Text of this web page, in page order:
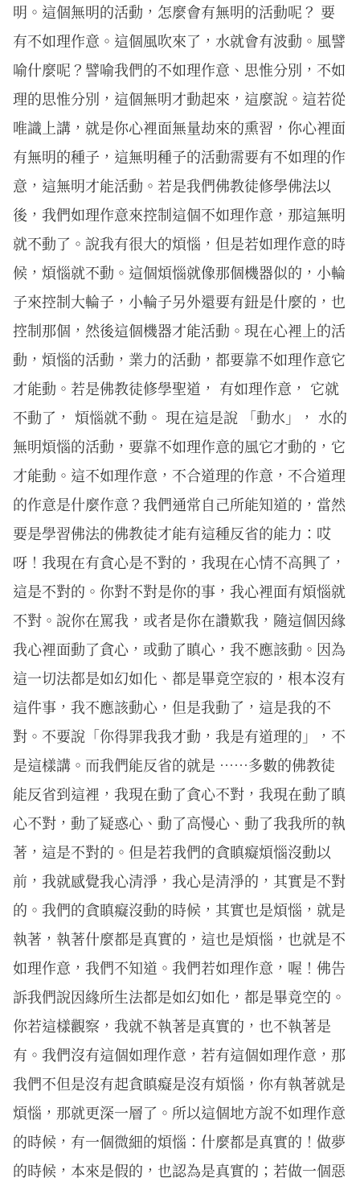
明。這個無明的活動，怎麼會有無明的活動呢？ 要
有不如理作意。這個風吹來了，水就會有波動。風譬
喻什麼呢？譬喻我們的不如理作意、思惟分別，不如
理的思惟分別，這個無明才動起來，這麼說。這若從
唯識上講，就是你心裡面無量劫來的熏習，你心裡面
有無明的種子，這無明種子的活動需要有不如理的作
意，這無明才能活動。若是我們佛教徒修學佛法以
後，我們如理作意來控制這個不如理作意，那這無明
就不動了。說我有很大的煩惱，但是若如理作意的時
候，煩惱就不動。這個煩惱就像那個機器似的，小輪
子來控制大輪子，小輪子另外還要有鈕是什麼的，也
控制那個，然後這個機器才能活動。現在心裡上的活
動，煩惱的活動，業力的活動，都要靠不如理作意它
才能動。若是佛教徒修學聖道， 有如理作意， 它就
不動了， 煩惱就不動。 現在這是說 「動水」， 水的
無明煩惱的活動，要靠不如理作意的風它才動的，它
才能動。這不如理作意，不合道理的作意，不合道理
的作意是什麼作意？我們通常自己所能知道的，當然
要是學習佛法的佛教徒才能有這種反省的能力：哎
呀！我現在有貪心是不對的，我現在心情不高興了，
這是不對的。你對不對是你的事，我心裡面有煩惱就
不對。說你在罵我，或者是你在讚歎我，隨這個因緣
我心裡面動了貪心，或動了瞋心，我不應該動。因為
這一切法都是如幻如化、都是畢竟空寂的，根本沒有
這件事，我不應該動心，但是我動了，這是我的不
對。不要說「你得罪我我才動，我是有道理的」，不
是這樣講。而我們能反省的就是 ⋯⋯多數的佛教徒
能反省到這裡，我現在動了貪心不對，我現在動了瞋
心不對，動了疑惑心、動了高慢心、動了我我所的執
著，這是不對的。但是若我們的貪瞋癡煩惱沒動以
前，我就感覺我心清淨，我心是清淨的，其實是不對
的。我們的貪瞋癡沒動的時候，其實也是煩惱，就是
執著，執著什麼都是真實的，這也是煩惱，也就是不
如理作意，我們不知道。我們若如理作意，喔！佛告
訴我們說因緣所生法都是如幻如化，都是畢竟空的。
你若這樣觀察，我就不執著是真實的，也不執著是
有。我們沒有這個如理作意，若有這個如理作意，那
我們不但是沒有起貪瞋癡是沒有煩惱，你有執著就是
煩惱，那就更深一層了。所以這個地方說不如理作意
的時候，有一個微細的煩惱：什麼都是真實的！做夢
的時候，本來是假的，也認為是真實的；若做一個惡